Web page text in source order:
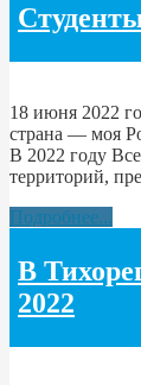
18 июня 2022
страна — моя
В 2022 году
территорий,
Подробнее...
В
2022